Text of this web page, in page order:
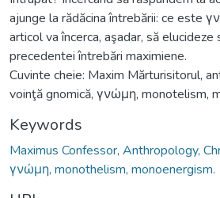
ajunge la rădăcina întrebării: ce este
articol va încerca, aşadar, să elucideze
precedentei întrebări maximiene.
Cuvinte cheie: Maxim Mărturisitorul,
voinţă gnomică, γνώμη, monotelism,
Keywords
Maximus Confessor, Anthropology,
γνώμη, monothelism, monoenergism.